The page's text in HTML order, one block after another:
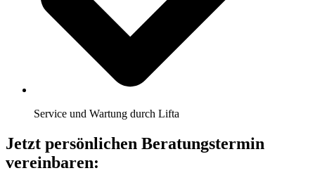
Service und Wartung durch Lifta
Jetzt persönlichen Beratungstermin
vereinbaren: